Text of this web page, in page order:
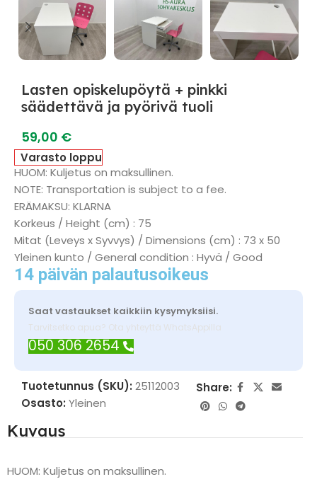
Lasten opiskelupöytä + pinkki
säädettävä ja pyörivä tuoli
59,00 €
Varasto loppu
HUOM: Kuljetus on maksullinen.
NOTE: Transportation is subject to a fee.
ERÄMAKSU: KLARNA
Korkeus / Height (cm) : 75
Mitat (Leveys x Syvvys) / Dimensions (cm) : 73 x 50
Yleinen kunto / General condition : Hyvä / Good
14 päivän palautusoikeus
Saat vastaukset kaikkiin kysymyksiisi.
Tarvitsetko apua? Ota yhteyttä WhatsAppilla
050 306 2654
Tuotetunnus (SKU): 25112003
Osasto: Yleinen
Share:
Kuvaus
HUOM: Kuljetus on maksullinen.